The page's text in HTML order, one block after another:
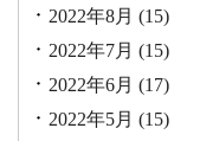
2022年8月 (15)
2022年7月 (15)
2022年6月 (17)
2022年5月 (15)